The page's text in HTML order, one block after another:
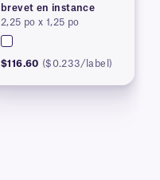
brevet en instance
2,25 po x 1,25 po
$116.60 ($0.233/label)